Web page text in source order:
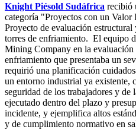
Knight Piésold Sudáfrica recibió
categoría "Proyectos con un
Proyecto de evaluación
torres de enfriamiento. El equipo
Mining Company en la
enfriamiento que presentaba un
requirió una planificación
un entorno industrial ya existente,
seguridad de los trabajadores y
ejecutado dentro del plazo y
incidente, y ejemplifica altos
y de cumplimiento normativo en